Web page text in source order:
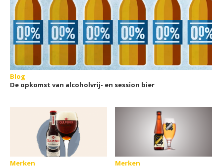
Blog
De opkomst van alcoholvrij- en session bier
Merken
Merken